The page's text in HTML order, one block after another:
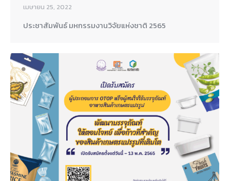
เมษายน 25, 2022
ประชาสัมพันธ์ มหกรรมงานวิจัยแห่งชาติ 2565